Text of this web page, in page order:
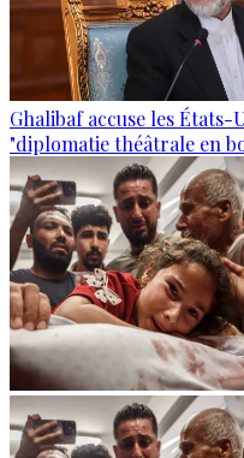
Ghalibaf accuse les
"diplomatie théâtrale en